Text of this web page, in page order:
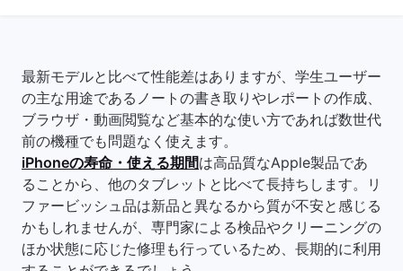
最新モデルと比べて性能差はありますが、学生ユーザー
の主な用途であるノートの書き取りやレポートの作成、
ブラウザ・動画閲覧など基本的な使い方であれば数世代
前の機種でも問題なく使えます。
iPhoneの寿命・使える期間は高品質なApple製品であ
ることから、他のタブレットと比べて長持ちします。リ
ファービッシュ品は新品と異なるから質が不安と感じる
かもしれませんが、専門家による検品やクリーニングの
ほか状態に応じた修理も行っているため、長期的に利用